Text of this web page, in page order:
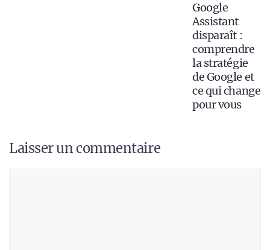
Google
Assistant
disparaît :
comprendre
la stratégie
de Google et
ce qui change
pour vous
Laisser un commentaire